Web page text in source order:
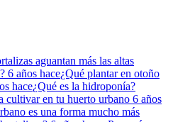
aguantan más las altas
6 años hace¿Qué plantar en otoño
hace¿Qué es la hidroponía?
cultivar en tu huerto urbano 6 años
es una forma mucho más